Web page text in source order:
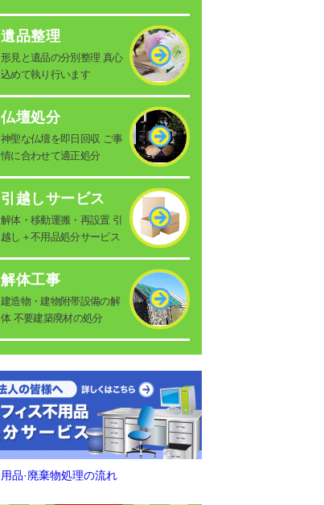
遺品整理
形見と遺品の分別整理 真心
込めて執り行います
仏壇処分
神聖な仏壇を即日回収 ご事
情に合わせて適正処分
引越しサービス
解体・移動運搬・再設置 引
越し＋不用品処分サービス
解体工事
建造物・建物附帯設備の解
体 不要建築廃材の処分